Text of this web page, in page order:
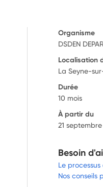
Organisme
DSDEN
Localisation
La Seyne-
Durée
10 mois
À partir du
21
Besoin
Le
Nos conseils